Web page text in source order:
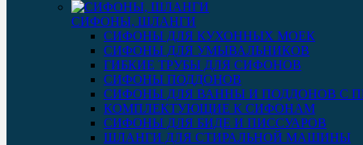
СИФОНЫ, ШЛАНГИ
СИФОНЫ ДЛЯ КУХОННЫХ МОЕК
СИФОНЫ ДЛЯ УМЫВАЛЬНИКОВ
ГИБКИЕ ТРУБЫ ДЛЯ СИФОНОВ
СИФОНЫ ПОДДОНОВ
СИФОНЫ ДЛЯ ВАННЫ И ПОДДОНОВ С
КОМПЛЕКТУЮЩИЕ К СИФОНАМ
СИФОНЫ ДЛЯ БИДЕ И ПИССУАРОВ
ШЛАНГИ ДЛЯ СТИРАЛЬНОЙ МАШИНЫ